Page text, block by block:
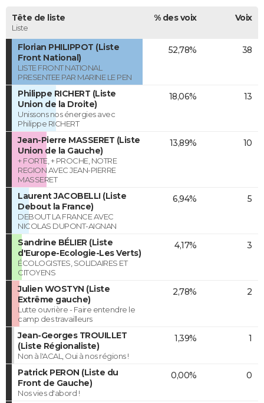
Tête de liste
Liste
% des voix Voix
Florian PHILIPPOT (Liste
Front National)
LISTE FRONT NATIONAL
PRESENTEE PAR MARINE LE PEN
52,78% 38
Philippe RICHERT (Liste
Union de la Droite)
Unissons nos énergies avec
Philippe RICHERT
18,06% 13
Jean-Pierre MASSERET (Liste
Union de la Gauche)
+ FORTE, + PROCHE, NOTRE
REGION AVEC JEAN-PIERRE
MASSERET
13,89% 10
Laurent JACOBELLI (Liste
Debout la France)
DEBOUT LA FRANCE AVEC
NICOLAS DUPONT-AIGNAN
6,94% 5
Sandrine BÉLIER (Liste
d'Europe-Ecologie-Les Verts)
ÉCOLOGISTES, SOLIDAIRES ET
CITOYENS
4,17% 3
Julien WOSTYN (Liste
Extrême gauche)
Lutte ouvrière - Faire entendre le
camp des travailleurs
2,78% 2
Jean-Georges TROUILLET
(Liste Régionaliste)
Non à l'ACAL, Oui à nos régions !
1,39% 1
Patrick PERON (Liste du
Front de Gauche)
Nos vies d'abord !
0,00% 0